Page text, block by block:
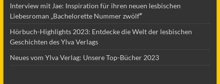
Interview mit Jae: Inspiration für ihren neuen lesbischen
Liebesroman „Bachelorette Nummer zwölf“
Hörbuch-Highlights 2023: Entdecke die Welt der lesbischen
Geschichten des Ylva Verlags
Neues vom Ylva Verlag: Unsere Top-Bücher 2023